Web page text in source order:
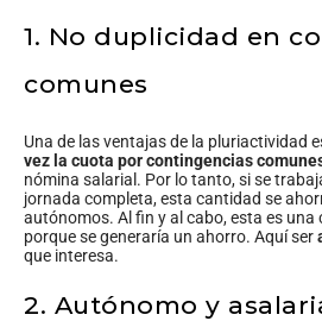
1. No duplicidad en
comunes
Una de las ventajas de la pluriactividad
vez la cuota por contingencias
nómina salarial. Por lo tanto, si se
jornada completa, esta cantidad se
autónomos. Al fin y al cabo, esta es
porque se generaría un ahorro. Aquí ser
que interesa.
2. Autónomo y